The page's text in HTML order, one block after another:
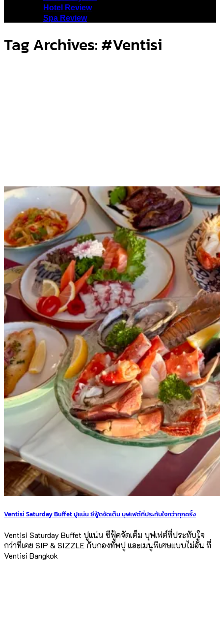
Hotel Review
Spa Review
Tag Archives:#Ventisi
Ventisi Saturday Buffet ปูแน่น ซีฟู้ดจัดเต็ม บุฟเฟต์ที่ประทับใจกว่าทุกครั้ง
Ventisi Saturday Buffet ปูแน่น ซีฟู้ดจัดเต็ม บุฟเฟต์ที่ประทับใจ
กว่าที่เคย SIP & SIZZLE กับกองทัพปู และเมนูพิเศษแบบไม่อั้น ที่
Ventisi Bangkok